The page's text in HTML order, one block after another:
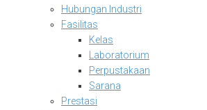
Hubungan Industri
Fasilitas
Kelas
Laboratorium
Perpustakaan
Sarana
Prestasi